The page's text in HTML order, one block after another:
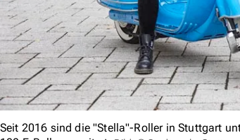
Seit 2016 sind die "Stella"-Roller in Stuttgart